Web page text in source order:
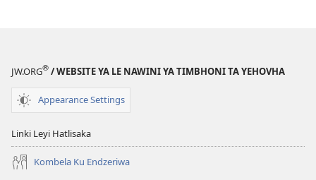
JW.ORG® / WEBSITE YA LE NAWINI YA TIMBHONI TA YEHOVHA
Appearance Settings
Linki Leyi Hatlisaka
Kombela Ku Endzeriwa